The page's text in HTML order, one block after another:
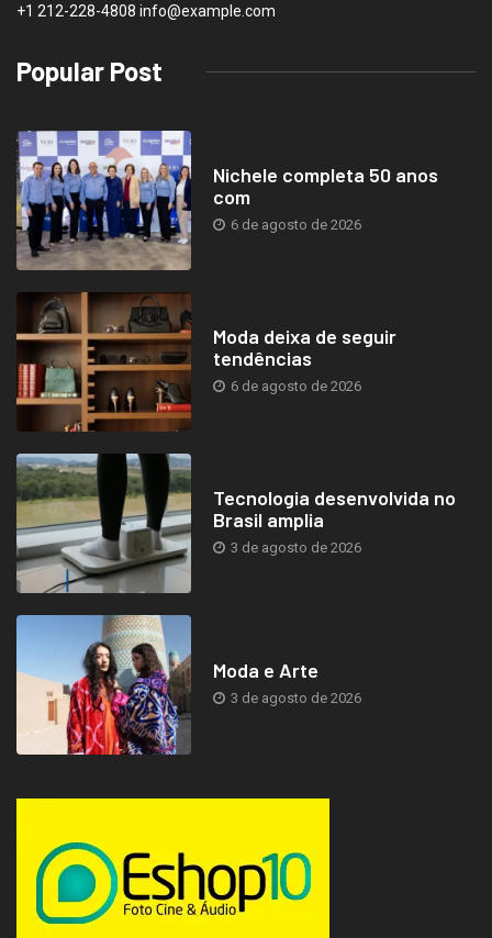
+1 212-228-4808 info@example.com
Popular Post
Nichele completa 50 anos
com
6 de agosto de 2026
Moda deixa de seguir
tendências
6 de agosto de 2026
Tecnologia desenvolvida no
Brasil amplia
3 de agosto de 2026
Moda e Arte
3 de agosto de 2026